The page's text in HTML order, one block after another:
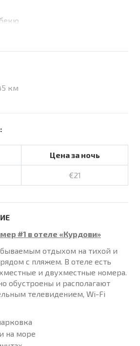
км
Цена за ночь
€21
#1 в отеле «Курдови»
отдыхом на тихой и
с пляжем. В отеле есть
и двухместные номера.
обустроены и располагают
телевидением, Wi-Fi
на море